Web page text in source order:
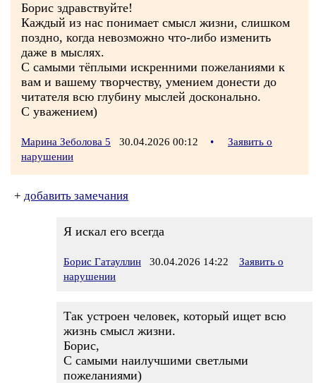
Борис здравствуйте!
Каждый из нас понимает смысл жизни, слишком
поздно, когда невозможно что-либо изменить
даже в мыслях.
С самыми тёплыми искренними пожеланиями к
вам и вашему творчеству, умением донести до
читателя всю глубину мыслей досконально.
С уважением)
Марина Зеболова 5 30.04.2026 00:12 •
Заявить о
нарушении
+ добавить замечания
Я искал его всегда
Борис Гатауллин 30.04.2026 14:22
Заявить о
нарушении
Так устроен человек, который ищет всю
жизнь смысл жизни.
Борис,
С самыми наилучшими светлыми
пожеланиями)